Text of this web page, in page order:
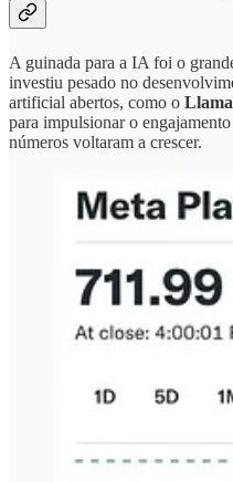
A guinada para a IA foi o
investiu pesado no
artificial abertos, como o Llama
para impulsionar o
números voltaram a crescer.